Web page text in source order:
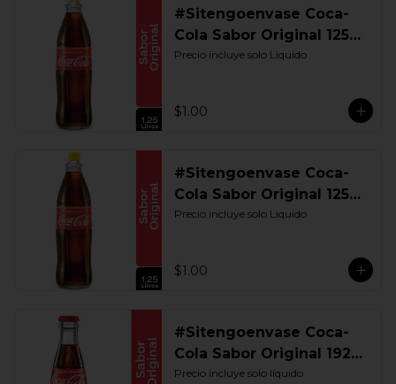
#Sitengoenvase Coca-
Cola Sabor Original 1250
ML. Retornable Gye
Precio incluye solo Liquido
$1.00
#Sitengoenvase Coca-
Cola Sabor Original 1250
ML. Retornable UIO
Precio incluye solo Liquido
$1.00
#Sitengoenvase Coca-
Cola Sabor Original 192
ML. Retornable
Precio incluye solo líquido